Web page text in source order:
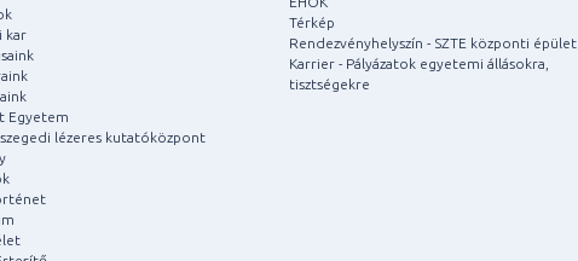
kar
Egyetem
szegedi lézeres kutatóközpont
Térkép
Rendezvényhelyszín - SZTE központi épület
Karrier - Pályázatok egyetemi állásokra,
tisztségekre